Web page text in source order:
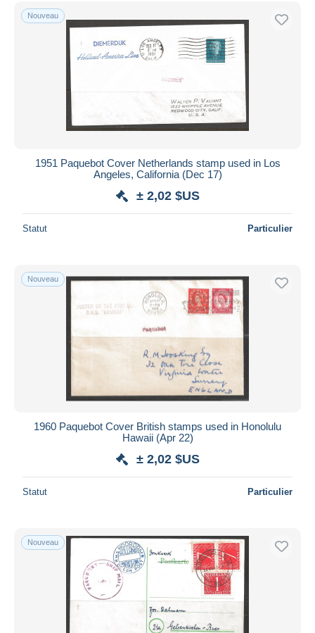
Uniquement en réduction
Livraison gratuite
Méthodes de paiement
Virement bancaire
Mastercard
iDeal
Appliquer
Nouveau
1951 Paquebot Cover Netherlands stamp used in Los
Angeles, California (Dec 17)
± 2,02 $US
Statut Particulier
Nouveau
1960 Paquebot Cover British stamps used in Honolulu
Hawaii (Apr 22)
± 2,02 $US
Statut Particulier
Nouveau